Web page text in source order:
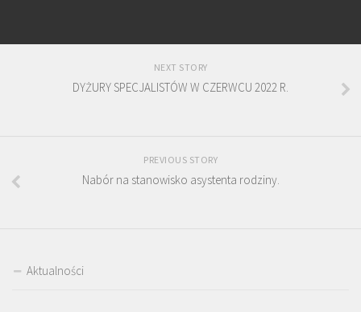
NEXT STORY
DYŻURY SPECJALISTÓW W CZERWCU 2022 R.
PREVIOUS STORY
Nabór na stanowisko asystenta rodziny.
Aktualności